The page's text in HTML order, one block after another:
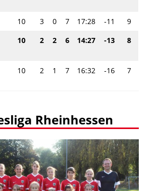
10 3 0 7 17:28 -11
9
10 2 2 6 14:27 -13 8
10 2 1 7 16:32 -16 7
Rheinhessen